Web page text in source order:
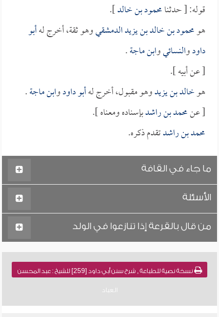
قوله: [ حدثنامحمود بن خالد].
هومحمود بن خالد بن يزيد الدمشقيوهو ثقة، أخرج لهأبو
داودوالنسائيوابن ماجة.
[ عن أبيه ].
هوخالد بن يزيدوهو مقبول، أخرج لهأبو داودوابن ماجة.
[ عنمحمد بن راشدبإسناده ومعناه ].
محمد بن راشدتقدم ذكره.
ما جاء في القافة
الأسئلة
من قال بالقرعة إذا تنازعوا في الولد
نسخة نصية للطباعة , شرح سنن أبي داود [259] للشيخ : عبد المحسن
العباد